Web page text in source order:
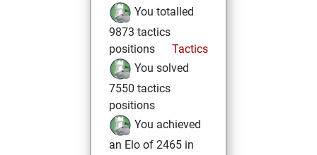
You totalled
9873 tactics
positions
Tactics
You solved
7550 tactics
positions
You achieved
an Elo of 2465 in